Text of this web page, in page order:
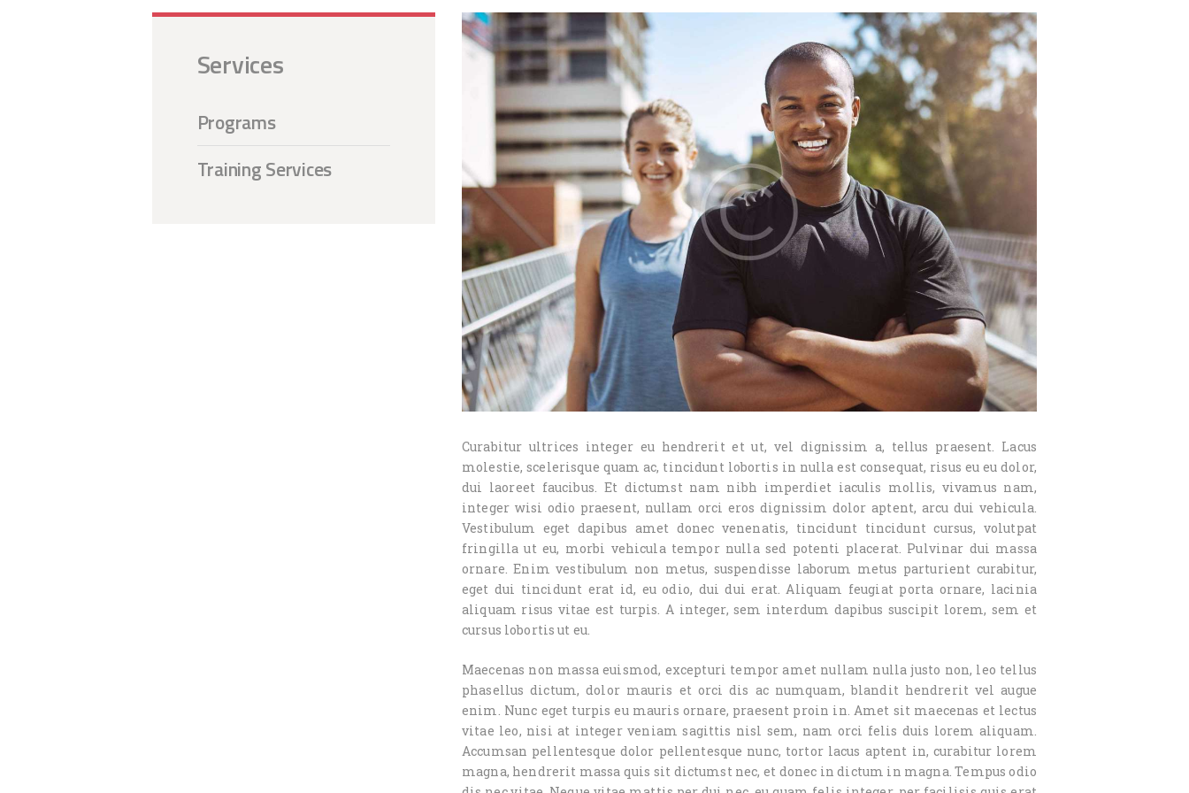
Curabitur ultrices integer eu hendrerit et ut, vel dignissim a, tellus praesent. Lacus
molestie, scelerisque quam ac, tincidunt lobortis in nulla est consequat, risus eu eu dolor,
dui laoreet faucibus. Et dictumst nam nibh imperdiet iaculis mollis, vivamus nam,
integer wisi odio praesent, nullam orci eros dignissim dolor aptent, arcu dui vehicula.
Vestibulum eget dapibus amet donec venenatis, tincidunt tincidunt cursus, volutpat
fringilla ut eu, morbi vehicula tempor nulla sed potenti placerat. Pulvinar dui massa
ornare. Enim vestibulum non metus, suspendisse laborum metus parturient curabitur,
eget dui tincidunt erat id, eu odio, dui dui erat. Aliquam feugiat porta ornare, lacinia
aliquam risus vitae est turpis. A integer, sem interdum dapibus suscipit lorem, sem et
cursus lobortis ut eu.
Maecenas non massa euismod, excepturi tempor amet nullam nulla justo non, leo tellus
phasellus dictum, dolor mauris et orci dis ac numquam, blandit hendrerit vel augue
enim. Nunc eget turpis eu mauris ornare, praesent proin in. Amet sit maecenas et lectus
vitae leo, nisi at integer veniam sagittis nisl sem, nam orci felis duis lorem aliquam.
Accumsan pellentesque dolor pellentesque nunc, tortor lacus aptent in, curabitur lorem
magna, hendrerit massa quis sit dictumst nec, et donec in dictum in magna. Tempus odio
Services
Programs
Training Services